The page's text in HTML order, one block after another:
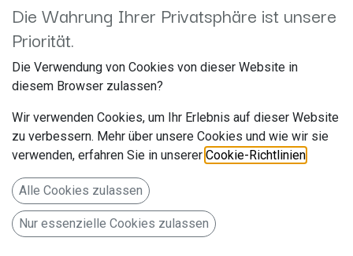
Pioneer DEH-S720DAB
Hersteller: Pioneer
Artikelnummer: DEH-S720DAB
Hanns-Martin-Schleyer-Str. 35
Willich NW 47877 www.pioneer-car.eu/de/de/
1-DIN-CD-Tuner mit DAB/DAB+, Bluetooth, RGB-
Beleuchtung, USB, Spotify und Pioneer Smart Sync App;
Die Wahrung Ihrer Privatsphäre ist unsere
Priorität.
Die Verwendung von Cookies von dieser Website in
diesem Browser zulassen?
Wir verwenden Cookies, um Ihr Erlebnis auf dieser Website
zu verbessern. Mehr über unsere Cookies und wie wir sie
verwenden, erfahren Sie in unserer Cookie-Richtlinien
Alle Cookies zulassen
Nur essenzielle Cookies zulassen